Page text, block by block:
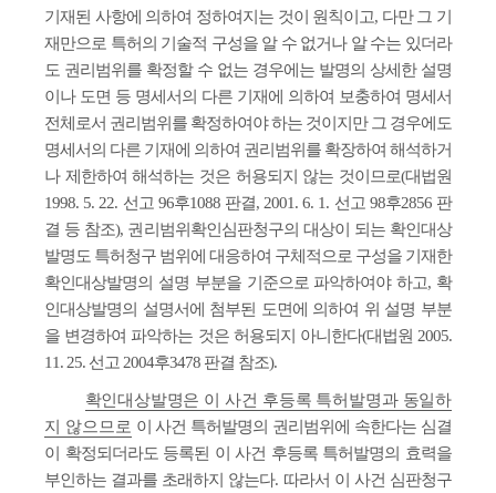
기재된 사항에 의하여 정하여지는 것이 원칙이고, 다만 그 기
재만으로 특허의 기술적 구성을 알 수 없거나 알 수는 있더라
도 권리범위를 확정할 수 없는 경우에는 발명의 상세한 설명
이나 도면 등 명세서의 다른 기재에 의하여 보충하여 명세서
전체로서 권리범위를 확정하여야 하는 것이지만 그 경우에도
명세서의 다른 기재에 의하여 권리범위를 확장하여 해석하거
나 제한하여 해석하는 것은 허용되지 않는 것이므로(대법원
1998. 5. 22. 선고 96후1088 판결, 2001. 6. 1. 선고 98후2856 판
결 등 참조), 권리범위확인심판청구의 대상이 되는 확인대상
발명도 특허청구 범위에 대응하여 구체적으로 구성을 기재한
확인대상발명의 설명 부분을 기준으로 파악하여야 하고, 확
인대상발명의 설명서에 첨부된 도면에 의하여 위 설명 부분
을 변경하여 파악하는 것은 허용되지 아니한다(대법원 2005.
11. 25. 선고 2004후3478 판결 참조).
확인대상발명은 이 사건 후등록 특허발명과 동일하
지 않으므로 이 사건 특허발명의 권리범위에 속한다는 심결
이 확정되더라도 등록된 이 사건 후등록 특허발명의 효력을
부인하는 결과를 초래하지 않는다. 따라서 이 사건 심판청구